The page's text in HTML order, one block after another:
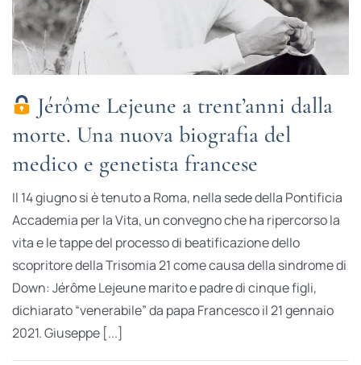
Jérôme Lejeune a trent’anni dalla
morte. Una nuova biografia del
medico e genetista francese
Il 14 giugno si è tenuto a Roma, nella sede della Pontificia
Accademia per la Vita, un convegno che ha ripercorso la
vita e le tappe del processo di beatificazione dello
scopritore della Trisomia 21 come causa della sindrome di
Down: Jérôme Lejeune marito e padre di cinque figli,
dichiarato “venerabile” da papa Francesco il 21 gennaio
2021. Giuseppe [...]